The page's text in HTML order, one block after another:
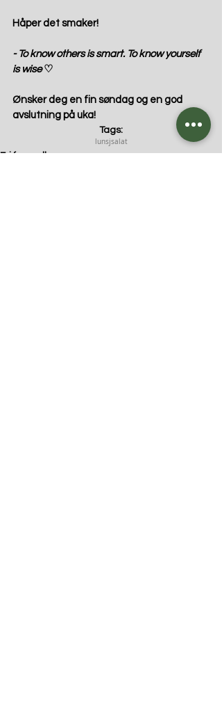
Håper det smaker!
- To know others is smart. To know yourself
is wise ♡
Ønsker deg en fin søndag og en god
avslutning på uka!
Tags:
lunsjsalat
Fri for melk